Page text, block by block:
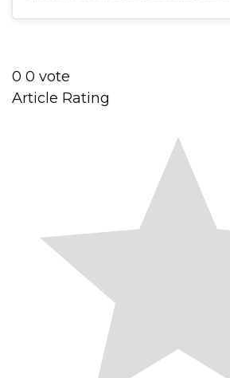
0 0 vote
Article Rating